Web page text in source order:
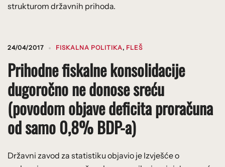
strukturom državnih prihoda.
24/04/2017 FISKALNA POLITIKA, FLEŠ
Prihodne fiskalne konsolidacije
dugoročno ne donose sreću
(povodom objave deficita proračuna
od samo 0,8% BDP-a)
Državni zavod za statistiku objavio je Izvješće o